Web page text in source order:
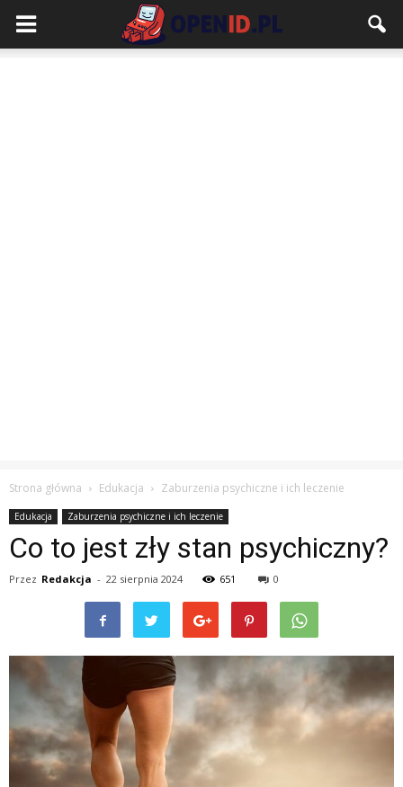
Strona główna Edukacja Zaburzenia psychiczne i ich leczenie
Edukacja Zaburzenia psychiczne i ich leczenie
Co to jest zły stan psychiczny?
Przez Redakcja - 22 sierpnia 2024 651 0